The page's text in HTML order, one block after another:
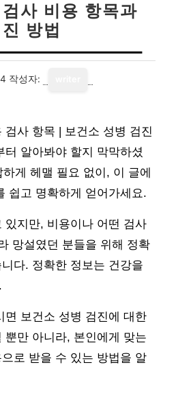
사 비용 항목과
방법
작성자:
검사 항목 | 보건소 성병 검진
터 알아봐야 할지 막막하셨
게 헤맬 필요 없이, 이 글에
쉽고 명확하게 얻어가세요.
있지만, 비용이나 어떤 검사
망설였던 분들을 위해 정확
다. 정확한 정보는 건강을
면 보건소 성병 검진에 대한
뿐만 아니라, 본인에게 맞는
로 받을 수 있는 방법을 알